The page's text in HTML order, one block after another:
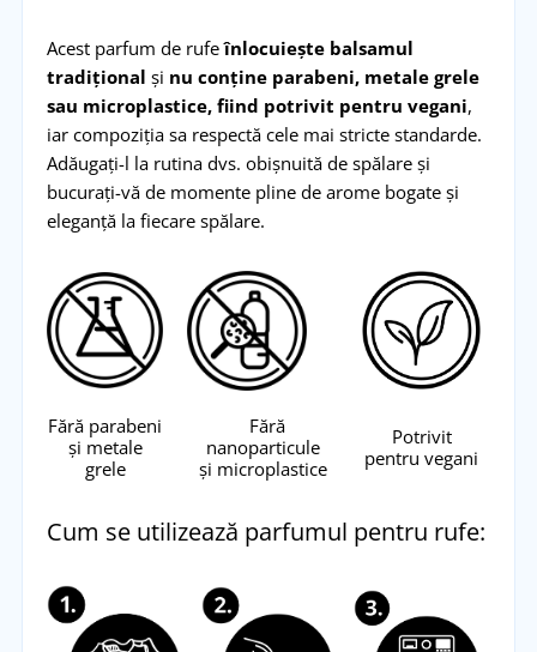
Acest parfum de rufeînlocuiește balsamul
tradițional și nu conține parabeni, metale grele
sau microplastice, fiind potrivit pentru vegani,
iar compoziția sa respectă cele mai stricte standarde.
Adăugați-l la rutina dvs. obișnuită de spălare și
bucurați-vă de momente pline de arome bogate și
eleganță la fiecare spălare.
Fără parabeni
și metale
grele
Fără
nanoparticule
și microplastice
Potrivit
pentru vegani
Cum se utilizează parfumul pentru rufe: